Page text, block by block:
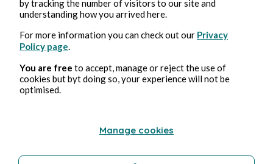
by tracking the number of visitors to our site and
understanding how you arrived here.
For more information you can check out our Privacy
Policy page.
You are free to accept, manage or reject the use of
cookies but byt doing so, your experience will not be
optimised.
Manage cookies